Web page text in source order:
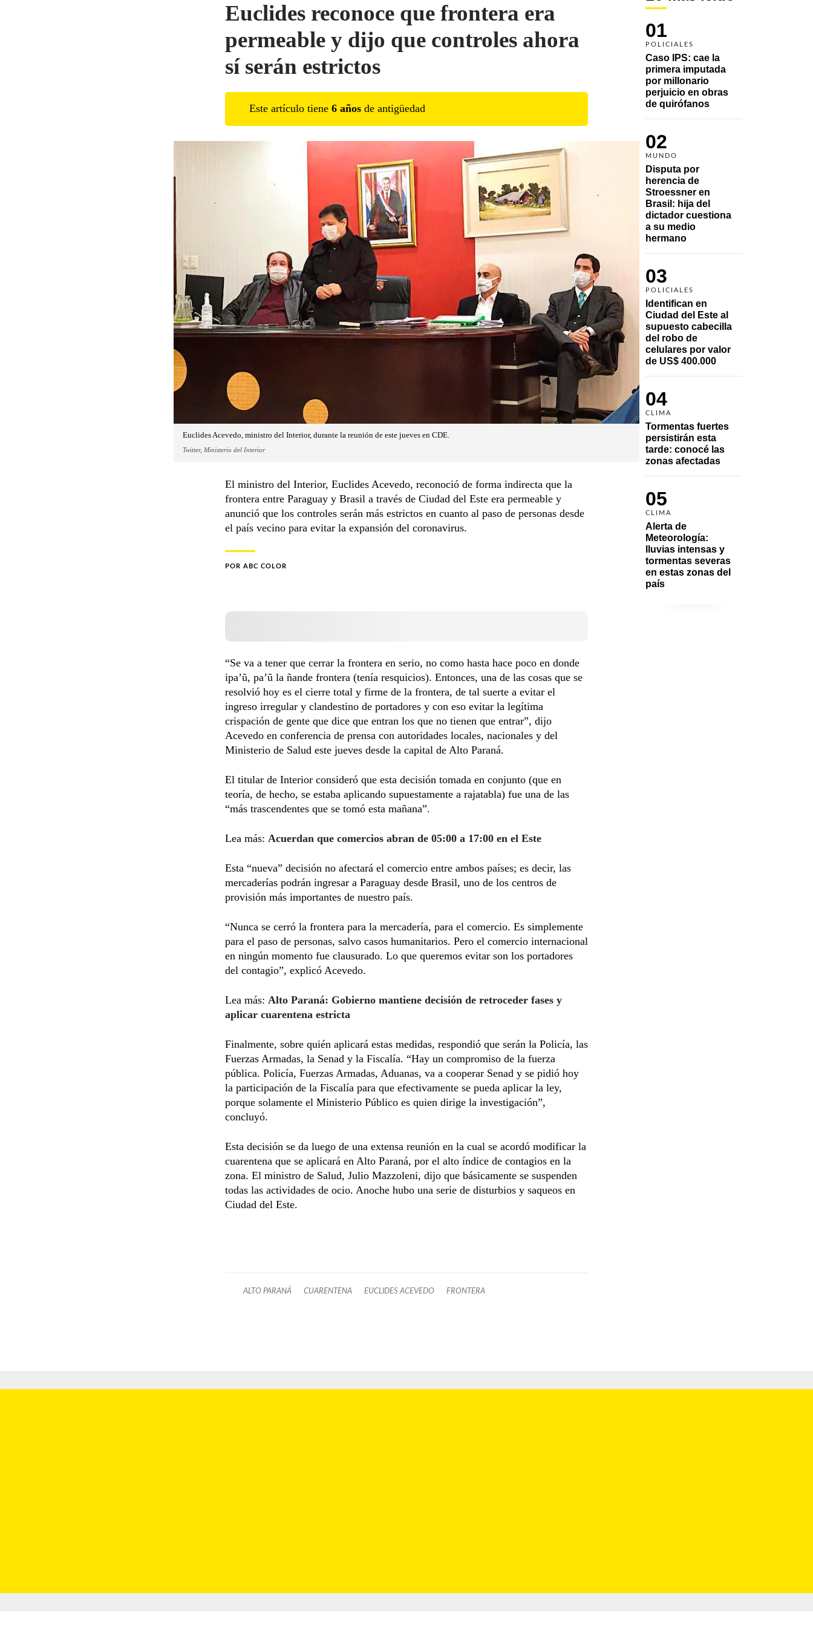
01
POLICIALES
Caso IPS: cae la
primera imputada
por millonario
perjuicio en obras
de quirófanos
02
MUNDO
Disputa por
herencia de
Stroessner en
Brasil: hija del
dictador cuestiona
a su medio
hermano
03
POLICIALES
Identifican en
Ciudad del Este al
supuesto cabecilla
del robo de
celulares por valor
de US$ 400.000
04
CLIMA
Tormentas fuertes
persistirán esta
tarde: conocé las
zonas afectadas
05
CLIMA
Alerta de
Meteorología:
lluvias intensas y
tormentas severas
en estas zonas del
país
Euclides reconoce que frontera era
permeable y dijo que controles ahora
sí serán estrictos
Este artículo tiene 6 años de antigüedad
Euclides Acevedo, ministro del Interior, durante la reunión de este jueves en CDE.
Twitter, Ministerio del Interior
El ministro del Interior, Euclides Acevedo, reconoció de forma indirecta que la
frontera entre Paraguay y Brasil a través de Ciudad del Este era permeable y
anunció que los controles serán más estrictos en cuanto al paso de personas desde
el país vecino para evitar la expansión del coronavirus.
POR ABC COLOR
“Se va a tener que cerrar la frontera en serio, no como hasta hace poco en donde
ipa’ũ, pa’ũ la ñande frontera (tenía resquicios). Entonces, una de las cosas que se
resolvió hoy es el cierre total y firme de la frontera, de tal suerte a evitar el
ingreso irregular y clandestino de portadores y con eso evitar la legítima
crispación de gente que dice que entran los que no tienen que entrar”, dijo
Acevedo en conferencia de prensa con autoridades locales, nacionales y del
Ministerio de Salud este jueves desde la capital de Alto Paraná.
El titular de Interior consideró que esta decisión tomada en conjunto (que en
teoría, de hecho, se estaba aplicando supuestamente a rajatabla) fue una de las
“más trascendentes que se tomó esta mañana”.
Lea más: Acuerdan que comercios abran de 05:00 a 17:00 en el Este
Esta “nueva” decisión no afectará el comercio entre ambos países; es decir, las
mercaderías podrán ingresar a Paraguay desde Brasil, uno de los centros de
provisión más importantes de nuestro país.
“Nunca se cerró la frontera para la mercadería, para el comercio. Es simplemente
para el paso de personas, salvo casos humanitarios. Pero el comercio internacional
en ningún momento fue clausurado. Lo que queremos evitar son los portadores
del contagio”, explicó Acevedo.
Lea más: Alto Paraná: Gobierno mantiene decisión de retroceder fases y
aplicar cuarentena estricta
Finalmente, sobre quién aplicará estas medidas, respondió que serán la Policía, las
Fuerzas Armadas, la Senad y la Fiscalía. “Hay un compromiso de la fuerza
pública. Policía, Fuerzas Armadas, Aduanas, va a cooperar Senad y se pidió hoy
la participación de la Fiscalía para que efectivamente se pueda aplicar la ley,
porque solamente el Ministerio Público es quien dirige la investigación”,
concluyó.
Esta decisión se da luego de una extensa reunión en la cual se acordó modificar la
cuarentena que se aplicará en Alto Paraná, por el alto índice de contagios en la
zona. El ministro de Salud, Julio Mazzoleni, dijo que básicamente se suspenden
todas las actividades de ocio. Anoche hubo una serie de disturbios y saqueos en
Ciudad del Este.
ALTO PARANÁ CUARENTENA EUCLIDES ACEVEDO FRONTERA